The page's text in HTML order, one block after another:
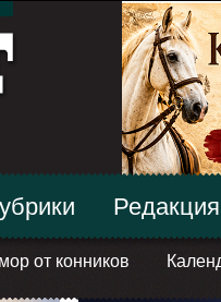
от конников
Редакция